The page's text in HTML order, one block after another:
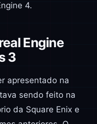
4.
Engine
3
apresentado na
sendo feito na
da Square Enix e